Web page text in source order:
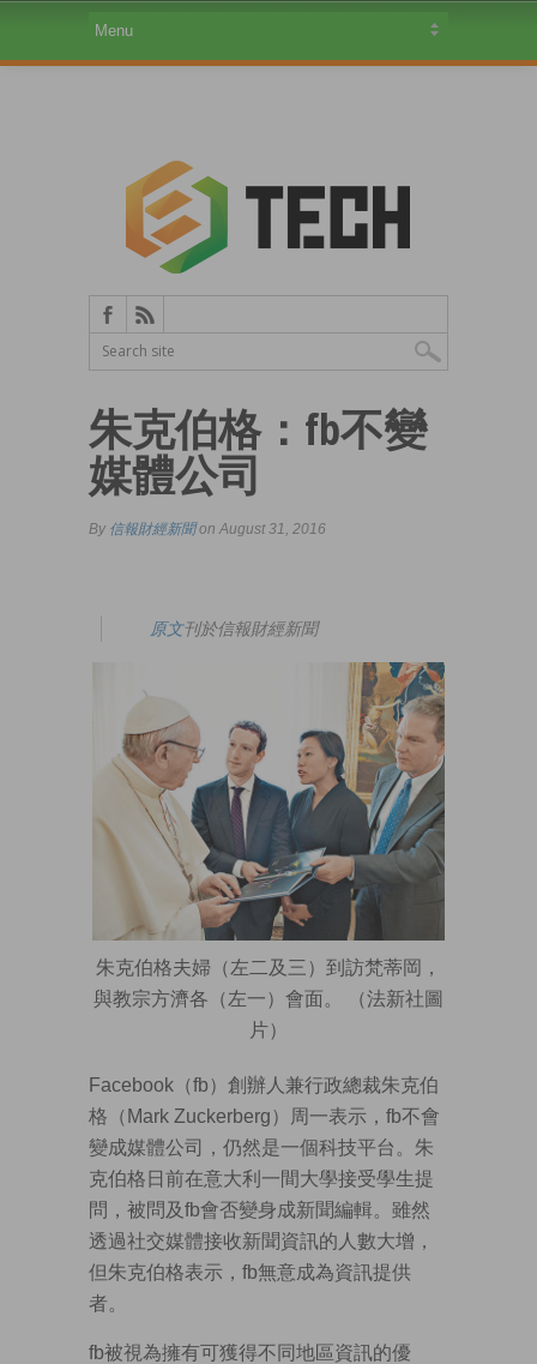
朱克伯格：fb不變
媒體公司
By 信報財經新聞on August 31, 2016
原文刊於信報財經新聞
朱克伯格夫婦（左二及三）到訪梵蒂岡，
與教宗方濟各（左一）會面。 （法新社圖
片）
Facebook（fb）創辦人兼行政總裁朱克伯
格（Mark Zuckerberg）周一表示，fb不會
變成媒體公司，仍然是一個科技平台。朱
克伯格日前在意大利一間大學接受學生提
問，被問及fb會否變身成新聞編輯。雖然
透過社交媒體接收新聞資訊的人數大增，
但朱克伯格表示，fb無意成為資訊提供
者。
fb被視為擁有可獲得不同地區資訊的優